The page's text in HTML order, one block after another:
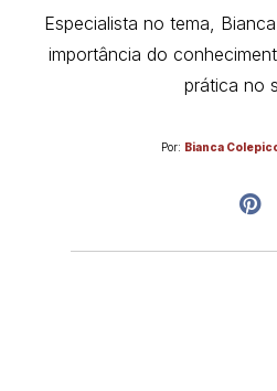
Especialista no tema,
importância do
prática no
Por: Bianca